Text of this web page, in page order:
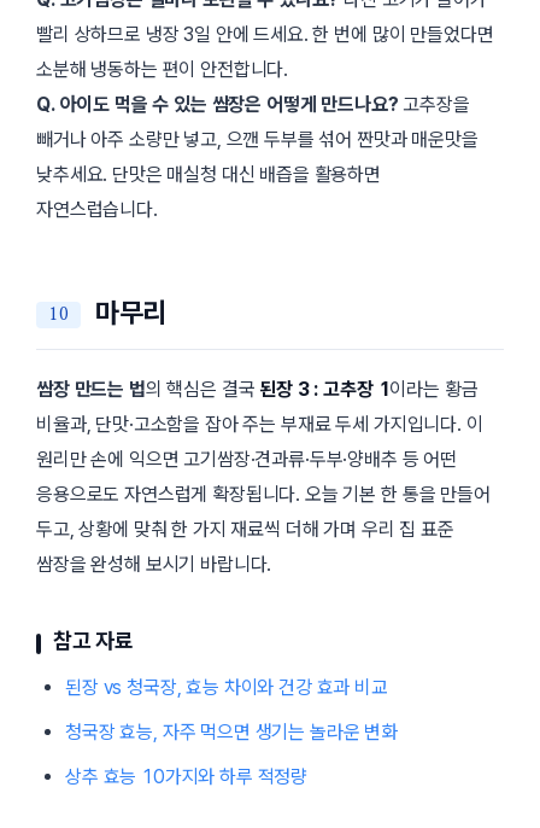
빨리 상하므로 냉장 3일 안에 드세요. 한 번에 많이 만들었다면
소분해 냉동하는 편이 안전합니다.
Q. 아이도 먹을 수 있는 쌈장은 어떻게 만드나요? 고추장을
빼거나 아주 소량만 넣고, 으깬 두부를 섞어 짠맛과 매운맛을
낮추세요. 단맛은 매실청 대신 배즙을 활용하면
자연스럽습니다.
마무리
쌈장 만드는 법의 핵심은 결국 된장 3 : 고추장 1이라는 황금
비율과, 단맛·고소함을 잡아 주는 부재료 두세 가지입니다. 이
원리만 손에 익으면 고기쌈장·견과류·두부·양배추 등 어떤
응용으로도 자연스럽게 확장됩니다. 오늘 기본 한 통을 만들어
두고, 상황에 맞춰 한 가지 재료씩 더해 가며 우리 집 표준
쌈장을 완성해 보시기 바랍니다.
참고 자료
된장 vs 청국장, 효능 차이와 건강 효과 비교
청국장 효능, 자주 먹으면 생기는 놀라운 변화
상추 효능 10가지와 하루 적정량